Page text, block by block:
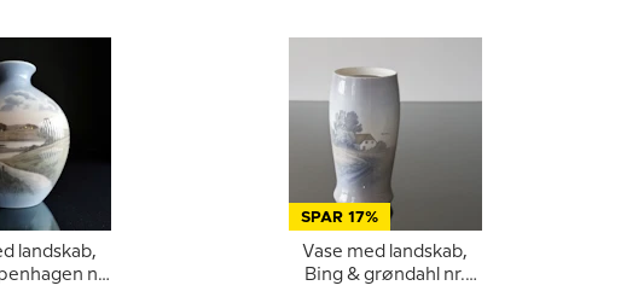
landskab,
nr.
SPAR 17%
Vase med landskab,
Bing & grøndahl nr.